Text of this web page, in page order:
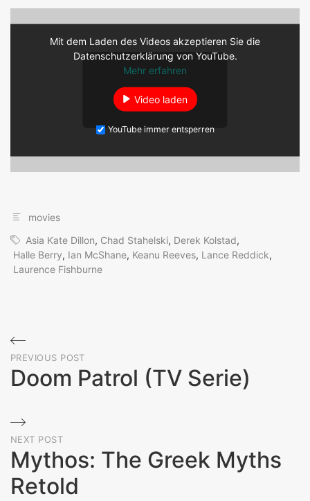
Mit dem Laden des Videos akzeptieren Sie die
Datenschutzerklärung von YouTube.
Mehr erfahren
Video laden
YouTube immer entsperren
movies
Asia Kate Dillon, Chad Stahelski, Derek Kolstad,
Halle Berry, Ian McShane, Keanu Reeves, Lance Reddick,
Laurence Fishburne
Beitragsnavigation
PREVIOUS POST
Doom Patrol (TV Serie)
Post
NEXT POST
Mythos: The Greek Myths
Retold